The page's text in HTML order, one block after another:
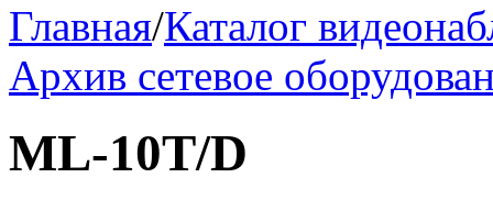
Главная/Каталог
Архив сетевое
ML-10T/D